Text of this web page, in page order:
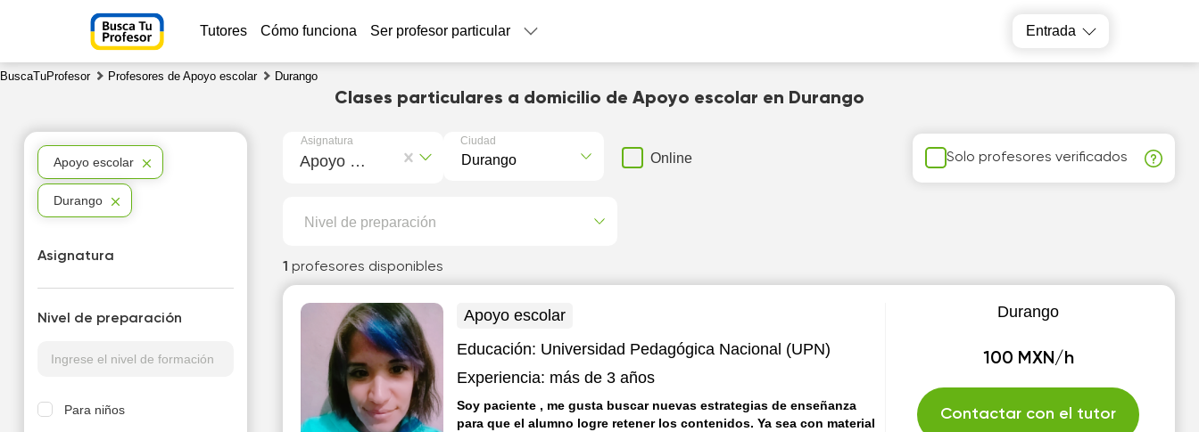
Tutores Cómo funciona Ser profesor particular Entrada
BuscaTuProfesor Profesores de Apoyo escolar Durango
Clases particulares a domicilio de Apoyo escolar en Durango
Asignatura
Apoyo escolar
Ciudad
Online Solo profesores verificados
Nivel de preparación
1 profesores disponibles
Apoyo escolar
Educación: Universidad Pedagógica Nacional (UPN)
Experiencia: más de 3 años
Soy paciente , me gusta buscar nuevas estrategias de enseñanza
para que el alumno logre retener los contenidos. Ya sea con material
Durango
100 MXN/h
Contactar con el tutor
Apoyo escolar
Durango
Asignatura
Nivel de preparación
Para niños